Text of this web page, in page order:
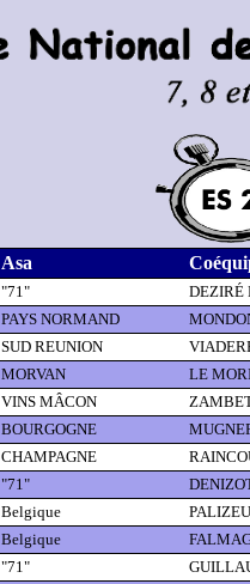
Asa
"71"
DEZIRÉ
PAYS NORMAND
SUD REUNION
MORVAN
LE
VINS MÂCON
BOURGOGNE
CHAMPAGNE
"71"
Belgique
Belgique
"71"